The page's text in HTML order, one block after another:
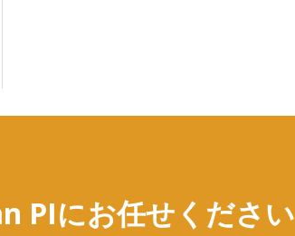
PIにお任せください